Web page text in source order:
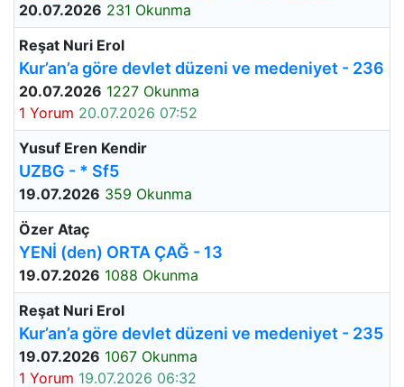
20.07.2026 231 Okunma
Reşat Nuri Erol
Kur’an’a göre devlet düzeni ve medeniyet - 236
20.07.2026 1227 Okunma
1 Yorum 20.07.2026 07:52
Yusuf Eren Kendir
UZBG - * Sf5
19.07.2026 359 Okunma
Özer Ataç
YENİ (den) ORTA ÇAĞ - 13
19.07.2026 1088 Okunma
Reşat Nuri Erol
Kur’an’a göre devlet düzeni ve medeniyet - 235
19.07.2026 1067 Okunma
1 Yorum 19.07.2026 06:32